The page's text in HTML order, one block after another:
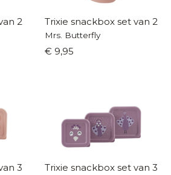
2 Trixie snackbox set van 2
Mrs. Butterfly
€ 9,95
3 Trixie snackbox set van 3